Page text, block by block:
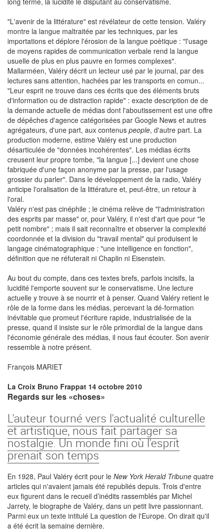
"L'avenir de la littérature" est révélateur de cette tension. Valéry
montre la langue maltraitée par les techniques, par les
importations et déplore l'érosion de la langue poètique : "l'usage
de moyens rapides de communication verbale rend la langue
usuelle de plus en plus pauvre en formes complexes".
Mallarméen, Valéry décrit un lecteur usé par le journal, par des
lectures sans attention, hachées par les transports en comun...
"Leur esprit ne trouve dans ces écrits que des éléments bruts
d'information ou de distraction rapide" : exacte description de de
la demande actuelle de médias dont l'aboutissement est une offre
de dépêches d'agence catégorisées par Google News et autres
agrégateurs, d'une part, aux contenus people, d'autre part. La
production moderne, estime Valéry est une production
désarticulée de "données incohérentes". Les médias écrits
creusent leur propre tombe, "la langue [...] devient une chose
fabriquée d'une façon anonyme par la presse, par l'usage
grossier du parler". Dans le développement de la radio, Valéry
anticipe l'oralisation de la littérature et, peut-être, un retour à
l'oral.
Valéry n'est pas cinéphile ; le cinéma relève de "l'administration
des esprits par masse" or, pour Valéry, il n'est d'art que pour "le
petit nombre" ; mais il sait reconnaître et observer la complexité
coordonnée et la division du "travail mental" qui produisent le
langage cinématographique : "une intelligence en fonction",
définition que ne réfuterait ni Chaplin ni Eisenstein.
Au bout du compte, dans ces textes brefs, parfois incisifs, la
lucidité l'emporte souvent sur le conservatisme. Une lecture
actuelle y trouve à se nourrir et à penser. Quand Valéry retient le
rôle de la forme dans les médias, percevant la dé-formation
inévitable que promeut l'écriture rapide, industrialisée de la
presse, quand il insiste sur le rôle primordial de la langue dans
l'économie générale des médias, il nous faut écouter. Son avenir
ressemble à notre présent.
François MARIET
La Croix Bruno Frappat 14 octobre 2010
Regards sur les «choses»
L'auteur tourné vers l'actualité culturelle
et artistique, nous fait partager sa
nostalgie. Un monde fini où l'esprit
prenait son temps
En 1928, Paul Valéry écrit pour le New York Herald Tribune quatre
articles qui n'avaient jamais été republiés depuis. Trois d'entre
eux figurent dans le recueil d’inédits rassemblés par Michel
Jarrety, le biographe de Valéry, dans un petit livre passionnant.
Parmi eux un texte intitulé La question de l'Europe. On dirait qu'il
a été écrit la semaine dernière.